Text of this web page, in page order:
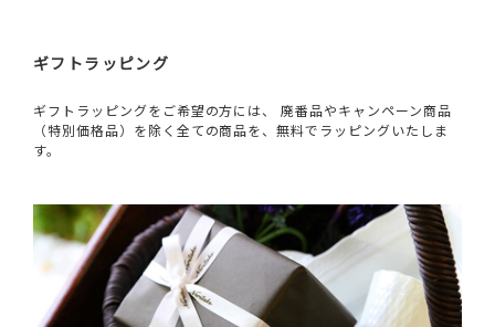
ギフトラッピング
ギフトラッピングをご希望の方には、 廃番品やキャンペーン商品
（特別価格品）を除く全ての商品を、無料でラッピングいたしま
す。